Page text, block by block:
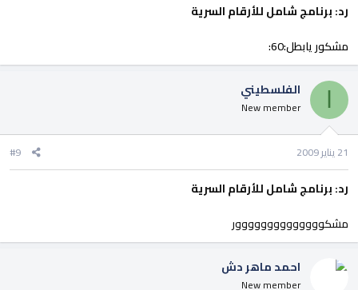
رد: برنامج شامل للأرقام السرية
مشكور يابطل:60:
الفلسطيني
New member
21 يناير 2009 #9
رد: برنامج شامل للأرقام السرية
مشكوووووووووووووور
احمد ماهر دش
New member